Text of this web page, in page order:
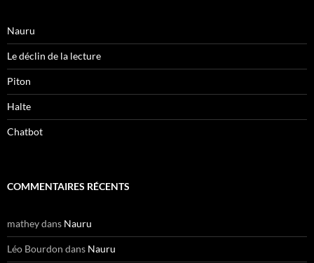
Nauru
Le déclin de la lecture
Piton
Halte
Chatbot
COMMENTAIRES RÉCENTS
matheydans Nauru
Léo Bourdon dans Nauru